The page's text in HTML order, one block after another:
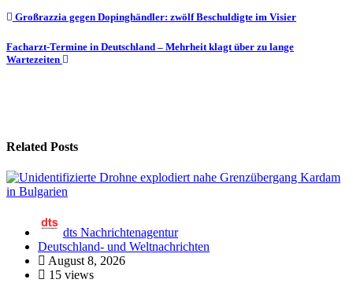
Beitragsnavigation
Großrazzia gegen Dopinghändler: zwölf Beschuldigte im Visier
Facharzt-Termine in Deutschland – Mehrheit klagt über zu lange
Wartezeiten
Related Posts
dts Nachrichtenagentur
Deutschland- und Weltnachrichten
August 8, 2026
15 views